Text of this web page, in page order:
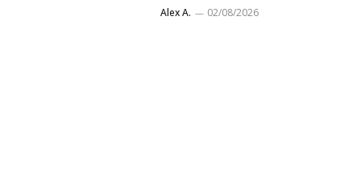
Alex A. 02/08/2026